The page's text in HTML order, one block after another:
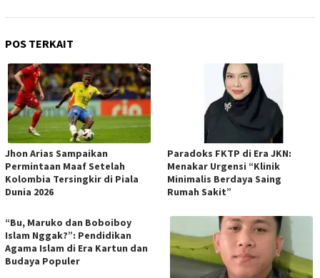
POS TERKAIT
Jhon Arias Sampaikan
Permintaan Maaf Setelah
Kolombia Tersingkir di Piala
Dunia 2026
Paradoks FKTP di Era JKN:
Menakar Urgensi “Klinik
Minimalis Berdaya Saing
Rumah Sakit”
“Bu, Maruko dan Boboiboy
Islam Nggak?”: Pendidikan
Agama Islam di Era Kartun dan
Budaya Populer